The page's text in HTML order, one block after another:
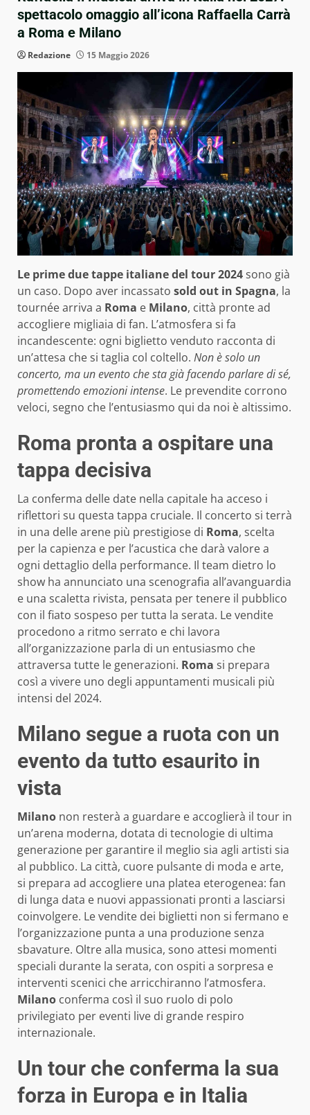
spettacolo omaggio all’icona Raffaella Carrà
a Roma e Milano
Redazione 15 Maggio 2026
Le prime due tappe italiane del tour 2024sono già
un caso. Dopo aver incassato sold out in Spagna, la
tournée arriva a Roma e Milano, città pronte ad
accogliere migliaia di fan. L’atmosfera si fa
incandescente: ogni biglietto venduto racconta di
un’attesa che si taglia col coltello. Non è solo un
concerto, ma un evento che sta già facendo parlare di sé,
promettendo emozioni intense. Le prevendite corrono
veloci, segno che l’entusiasmo qui da noi è altissimo.
Roma pronta a ospitare una
tappa decisiva
La conferma delle date nella capitale ha acceso i
riflettori su questa tappa cruciale. Il concerto si terrà
in una delle arene più prestigiose di Roma, scelta
per la capienza e per l’acustica che darà valore a
ogni dettaglio della performance. Il team dietro lo
show ha annunciato una scenografia all’avanguardia
e una scaletta rivista, pensata per tenere il pubblico
con il fiato sospeso per tutta la serata. Le vendite
procedono a ritmo serrato e chi lavora
all’organizzazione parla di un entusiasmo che
attraversa tutte le generazioni. Roma si prepara
così a vivere uno degli appuntamenti musicali più
intensi del 2024.
Milano segue a ruota con un
evento da tutto esaurito in
vista
Milano non resterà a guardare e accoglierà il tour in
un’arena moderna, dotata di tecnologie di ultima
generazione per garantire il meglio sia agli artisti sia
al pubblico. La città, cuore pulsante di moda e arte,
si prepara ad accogliere una platea eterogenea: fan
di lunga data e nuovi appassionati pronti a lasciarsi
coinvolgere. Le vendite dei biglietti non si fermano e
l’organizzazione punta a una produzione senza
sbavature. Oltre alla musica, sono attesi momenti
speciali durante la serata, con ospiti a sorpresa e
interventi scenici che arricchiranno l’atmosfera.
Milano conferma così il suo ruolo di polo
privilegiato per eventi live di grande respiro
internazionale.
Un tour che conferma la sua
forza in Europa e in Italia